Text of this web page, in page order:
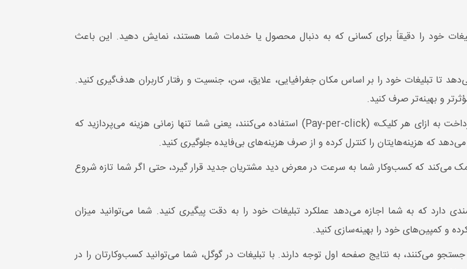
خود را دقیقاً برای کسانی که به دنبال محصول یا خدمات شما هستند، نمایش دهید. این باعث
تا تبلیغات خود را بر اساس مکان جغرافیایی، علایق، سن، جنسیت و رفتار کاربران هدف‌گیری کنید.
و بهینه‌تر صرف کنید.
: تبلیغات در گوگل از مدل «پرداخت به ازای هر کلیک» (Pay-per-click) استفاده می‌کنند، یعنی شما تنها زمانی هزینه می‌پردازید که
که هزینه‌هایتان را کنترل کرده و از صرف هزینه‌های بی‌فایده جلوگیری کنید.
می‌کند که کسب‌وکار شما به سرعت در معرض دید مشتریان جدید قرار گیرد، حتی اگر شما تازه شروع
دارد که به شما اجازه می‌دهد عملکرد تبلیغات خود را به دقت پیگیری کنید. شما می‌توانید میزان
می‌کنند، به نتایج صفحه اول توجه دارند. با تبلیغات در گوگل، شما می‌توانید کسب‌وکارتان را در